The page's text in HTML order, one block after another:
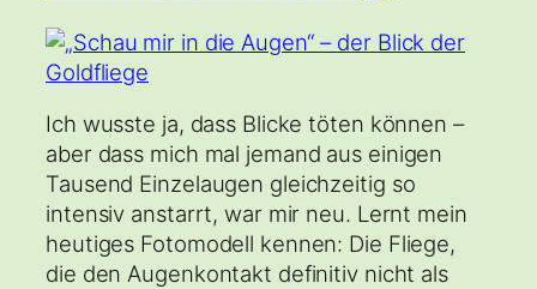
Ich wusste ja, dass Blicke töten können –
aber dass mich mal jemand aus einigen
Tausend Einzelaugen gleichzeitig so
intensiv anstarrt, war mir neu. Lernt mein
heutiges Fotomodell kennen: Die Fliege,
die den Augenkontakt definitiv nicht als